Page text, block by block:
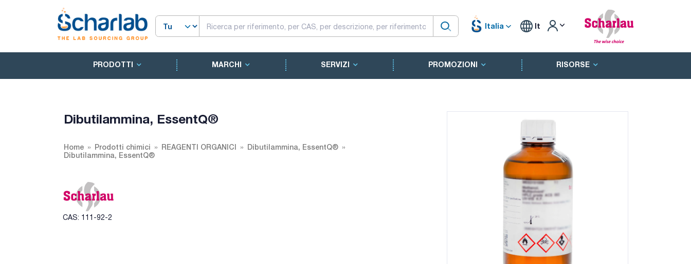
Italia It
PRODOTTI MARCHI SERVIZI PROMOZIONI RISORSE
Dibutilammina, EssentQ®
Home Prodotti chimici REAGENTI ORGANICI
Dibutilammina, EssentQ®
Dibutilammina, EssentQ®
CAS: 111-92-2